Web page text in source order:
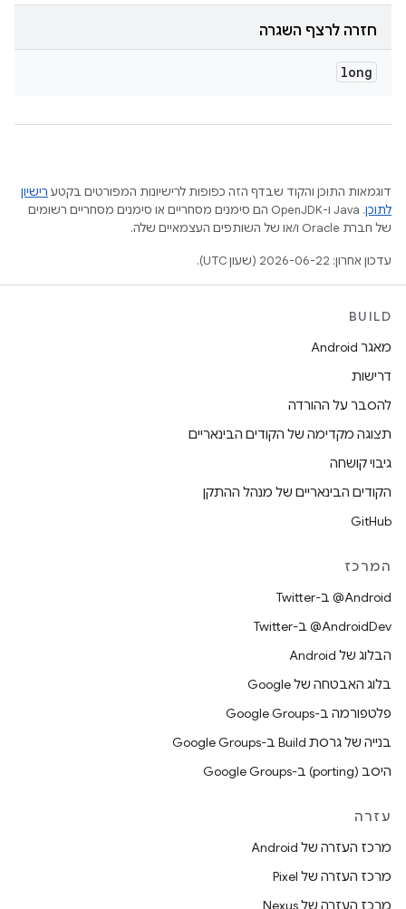
חזרה לרצף השגרה
long
דוגמאות התוכן והקוד שבדף הזה כפופות לרישיונות המפורטים בקטע רישיון
לתוכן
.‏ Java ו-OpenJDK הם סימנים מסחריים או סימנים מסחריים רשומים
של חברת Oracle ו/או של השותפים העצמאיים שלה.
עדכון אחרון: 2026-06-22 (שעון UTC).
BUILD
מאגר Android
דרישות
להסבר על ההורדה
תצוגה מקדימה של הקודים הבינאריים
גיבוי קושחה
הקודים הבינאריים של מנהל ההתקן
GitHub
המרכז
‎@Android ב-Twitter
‎@AndroidDev ב-Twitter
הבלוג של Android
בלוג האבטחה של Google
פלטפורמה ב-Google Groups
בנייה של גרסת Build ב-Google Groups
היסב (porting) ב-Google Groups
עזרה
מרכז העזרה של Android
מרכז העזרה של Pixel
מרכז העזרה של Nexus